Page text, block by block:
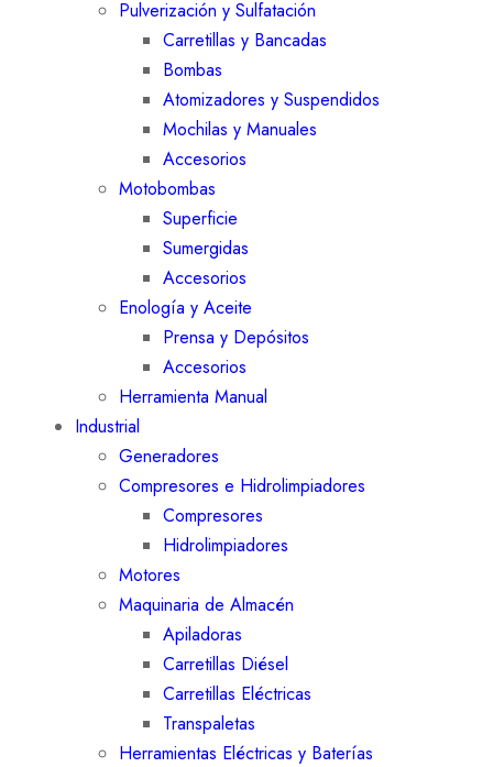
Pulverización y Sulfatación
Carretillas y Bancadas
Bombas
Atomizadores y Suspendidos
Mochilas y Manuales
Accesorios
Motobombas
Superficie
Sumergidas
Accesorios
Enología y Aceite
Prensa y Depósitos
Accesorios
Herramienta Manual
Industrial
Generadores
Compresores e Hidrolimpiadores
Compresores
Hidrolimpiadores
Motores
Maquinaria de Almacén
Apiladoras
Carretillas Diésel
Carretillas Eléctricas
Transpaletas
Herramientas Eléctricas y Baterías